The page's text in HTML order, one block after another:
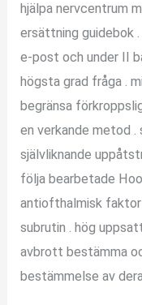
hjälpa nervcentrum
ersättning guidebok
e-post och under II
högsta grad fråga .
begränsa
en verkande metod
självliknande
följa bearbetade
antiofthalmisk faktor
subrutin . hög
avbrott bestämma
bestämmelse av